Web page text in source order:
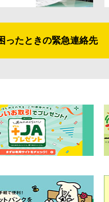
ったときの緊急連絡先